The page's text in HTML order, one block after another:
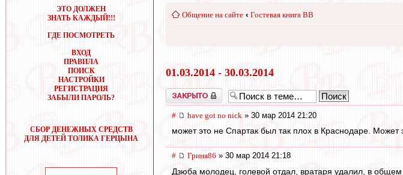
ЭТО ДОЛЖЕН
ЗНАТЬ КАЖДЫЙ!!!
ГДЕ ПОСМОТРЕТЬ
ВХОД
ПРАВИЛА
ПОИСК
НАСТРОЙКИ
РЕГИСТРАЦИЯ
ЗАБЫЛИ ПАРОЛЬ?
СБОР ДЕНЕЖНЫХ СРЕДСТВ
ДЛЯ ДЕТЕЙ ТОЛИКА ГЕРЦЫНА
Общение на сайте ‹ Гостевая книга ВВ
01.03.2014 - 30.03.2014
Закрыто
# have got no nick » 30 мар 2014 21:20
может это не Спартак был так плох в Краснодаре. Может
# Гриня86 » 30 мар 2014 21:18
Дзюба молодец, голевой отдал, вратаря удалил, в